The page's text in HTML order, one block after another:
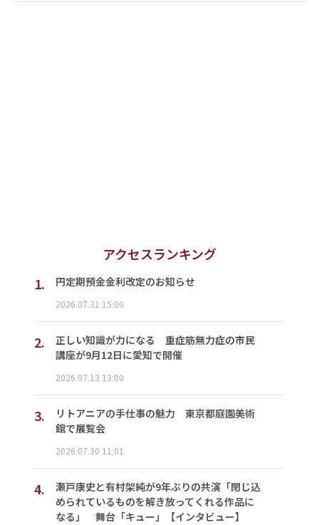
アクセスランキング
1.
円定期預金金利改定のお知らせ
2026.07.31 15:00
2.
正しい知識が力になる 重症筋無力症の市民
講座が9月12日に愛知で開催
2026.07.13 13:00
3.
リトアニアの手仕事の魅力 東京都庭園美術
館で展覧会
2026.07.30 11:01
4.
瀬戸康史と有村架純が9年ぶりの共演「閉じ込
められているものを解き放ってくれる作品に
なる」 舞台「キュー」【インタビュー】